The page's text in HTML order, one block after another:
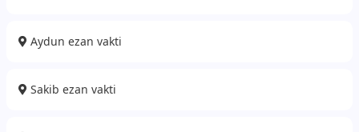
Aydun ezan vakti
Sakib ezan vakti